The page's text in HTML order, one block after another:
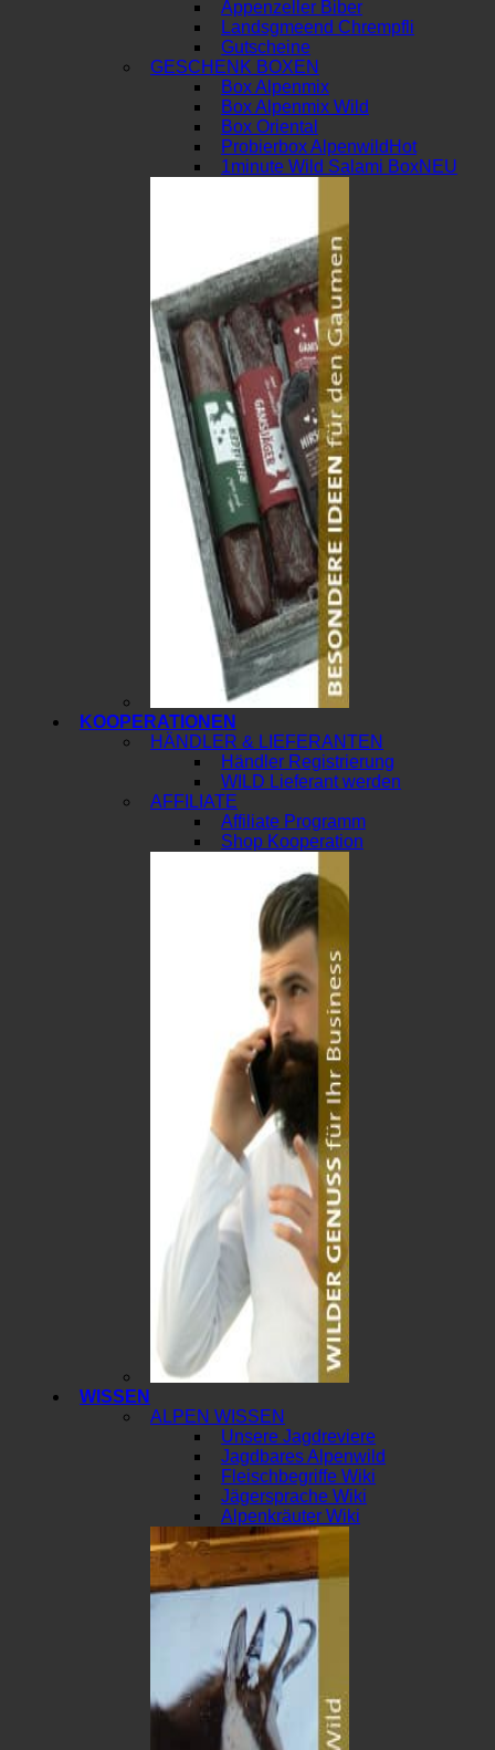
Appenzeller Biber
Landsgmeend Chrempfli
Gutscheine
GESCHENK BOXEN
Box Alpenmix
Box Alpenmix Wild
Box Oriental
Probierbox Alpenwild
1minute Wild Salami Box
KOOPERATIONEN
HÄNDLER & LIEFERANTEN
Händler Registrierung
WILD Lieferant werden
AFFILIATE
Affiliate Programm
Shop Kooperation
WISSEN
ALPEN WISSEN
Unsere Jagdreviere
Jagdbares Alpenwild
Fleischbegriffe Wiki
Jägersprache Wiki
Alpenkräuter Wiki